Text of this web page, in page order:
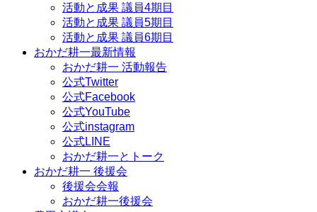
活動と成果 議員4期目
活動と成果 議員5期目
活動と成果 議員6期目
おかだ耕一最新情報
おかだ耕一 活動報告
公式Twitter
公式Facebook
公式YouTube
公式instagram
公式LINE
おかだ耕一とトーク
おかだ耕一 後援会
後援会会報
おかだ耕一後援会